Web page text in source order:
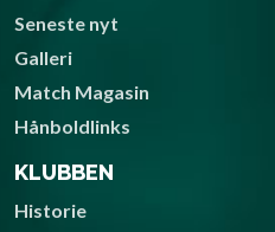
Seneste nyt
Galleri
Match Magasin
Hånboldlinks
KLUBBEN
Historie